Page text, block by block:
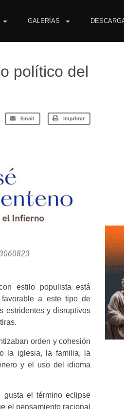
GALERÍAS
político del
Email Imprimir
estilo populista está
a este tipo de
estridentes y disruptivos
orden y cohesión
la iglesia, la familia, la
y el uso del idioma
el término eclipse
el pensamiento racional